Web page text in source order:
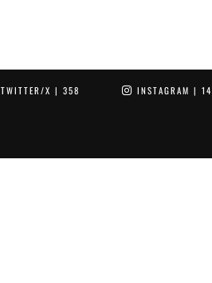
TWITTER/X | 358 INSTAGRAM |